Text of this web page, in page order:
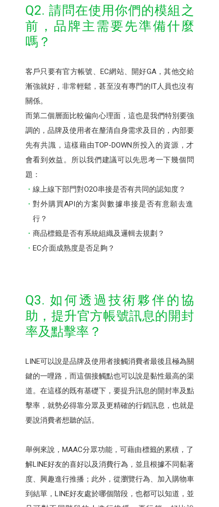
Q2. 請問在使用你們的模組之
前，品牌主需要先準備什麼
嗎？
客戶只要有官方帳號、EC網站、開好GA，其他交給
漸強就好，非常輕鬆，甚至沒有專門的IT人員也沒有
關係。
而第二個層面比較偏向心理面，這也是我們特別要強
調的，品牌及使用者在釐清自身需求及目的，內部要
先有共識，這樣藉由TOP-DOWN所投入的資源，才
會看到效益。所以我們建議可以先思考一下幾個問
題：
線上線下部門對O2O串接是否有共同的認知度？
對外購買API的方案與數據串接是否有意願去進
行？
商品標籤是否有系統組織及邏輯去規劃？
EC介面成熟度是否足夠？
Q3. 如何透過技術夥伴的協
助，提升官方帳號訊息的開封
率及點擊率？
LINE可以說是品牌及使用者接觸消費者最後且極為關
鍵的一哩路，而這個接觸點也可以說是黏性最高的渠
道。在這樣的既有基礎下，要提升訊息的開封率及點
擊率，就勢必得靠分眾及更精確的行銷訊息，也就是
要說消費者想聽的話。
舉例來說，MAAC分眾功能，可藉由標籤的累積，了
解LINE好友的喜好以及消費行為，並且根據不同黏著
度、興趣進行推播；此外，從瀏覽行為、加入購物車
到結單，LINE好友處於哪個階段，也都可以知道，並